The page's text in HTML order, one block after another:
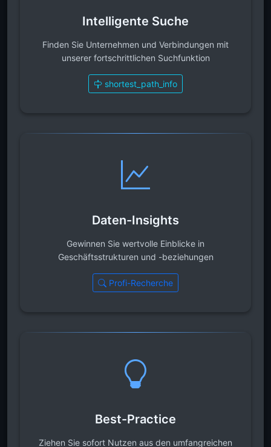
Intelligente Suche
Finden Sie Unternehmen und Verbindungen mit
unserer fortschrittlichen Suchfunktion
shortest_path_info
Daten-Insights
Gewinnen Sie wertvolle Einblicke in
Geschäftsstrukturen und -beziehungen
Profi-Recherche
Best-Practice
Ziehen Sie sofort Nutzen aus den umfangreichen